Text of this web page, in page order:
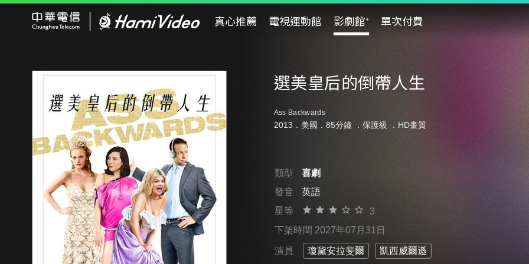
真心推薦 電視運動館 影劇館⁺ 單次付費
選美皇后的倒帶人生
Ass Backwards
2013．美國．85分鐘 ． 保護級 ．HD畫質
類型
喜劇
發音
英語
星等
3
下架時間 2027年07月31日
演員 瓊黛安拉斐爾 凱西威爾遜